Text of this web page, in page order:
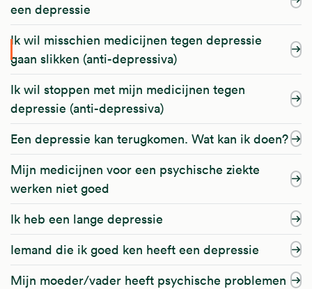
een depressie
Ik wil misschien medicijnen tegen depressie
gaan slikken (anti-depressiva)
Ik wil stoppen met mijn medicijnen tegen
depressie (anti-depressiva)
Een depressie kan terugkomen. Wat kan ik doen?
Mijn medicijnen voor een psychische ziekte
werken niet goed
Ik heb een lange depressie
Iemand die ik goed ken heeft een depressie
Mijn moeder/vader heeft psychische problemen